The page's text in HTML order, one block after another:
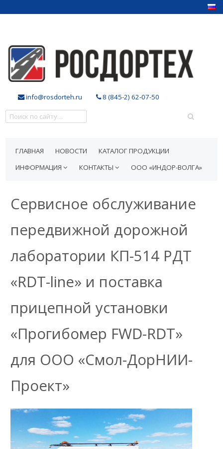
info@rosdorteh.ru 8 (845-2) 62-07-50
ГЛАВНАЯ НОВОСТИ
КАТАЛОГ ПРОДУКЦИИ
ИНФОРМАЦИЯ
КОНТАКТЫ ООО «ИНДОР-ВОЛГА»
Сервисное обслуживание
передвижной дорожной
лаборатории КП-514 РДТ
«RDT-line» и поставка
прицепной установки
«Прогибомер FWD-RDT»
для OOО «Смол-ДорНИИ-
Проект»